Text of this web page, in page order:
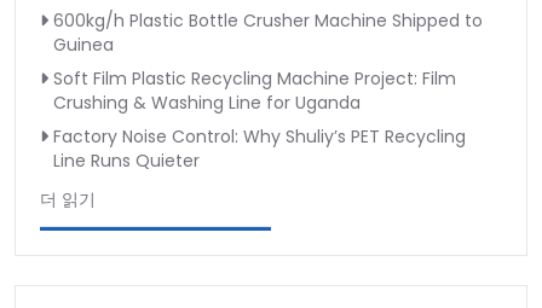
600kg/h Plastic Bottle Crusher Machine Shipped to
Guinea
Soft Film Plastic Recycling Machine Project: Film
Crushing & Washing Line for Uganda
Factory Noise Control: Why Shuliy’s PET Recycling
Line Runs Quieter
더 읽기